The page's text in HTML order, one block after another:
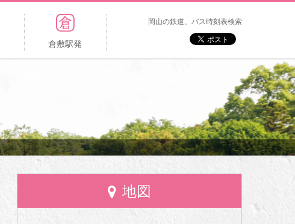
倉敷駅発
岡山の鉄道、バス時刻表検索
地図